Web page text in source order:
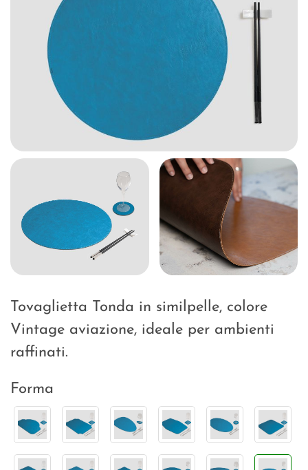
Tovaglietta Tonda in similpelle, colore
Vintage aviazione, ideale per ambienti
raffinati.
Forma